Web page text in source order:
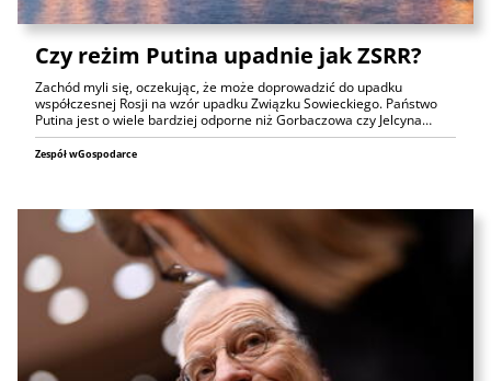
Czy reżim Putina upadnie jak ZSRR?
Zachód myli się, oczekując, że może doprowadzić do upadku
współczesnej Rosji na wzór upadku Związku Sowieckiego. Państwo
Putina jest o wiele bardziej odporne niż Gorbaczowa czy Jelcyna…
Zespół wGospodarce